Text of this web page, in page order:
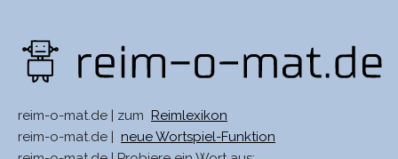
reim-o-mat.de | zum
Reimlexikon
reim-o-mat.de |
neue Wortspiel-Funktion